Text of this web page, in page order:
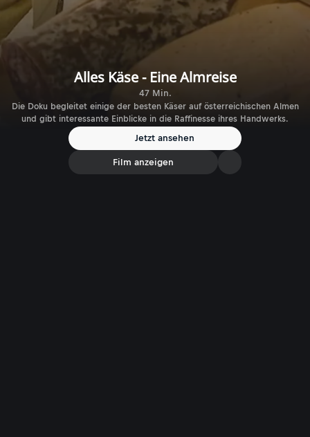
Alles Käse - Eine Almreise
47 Min.
Die Doku begleitet einige der besten Käser auf österreichischen Almen
und gibt interessante Einblicke in die Raffinesse ihres Handwerks.
Jetzt ansehen
Film anzeigen